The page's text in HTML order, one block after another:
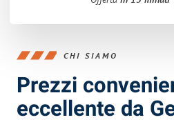
CHI SIAMO
Prezzi
eccellente da